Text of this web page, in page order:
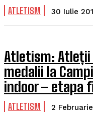
ATLETISM 30 Iulie
Atletism:
medalii la
indoor – etapa
ATLETISM 2